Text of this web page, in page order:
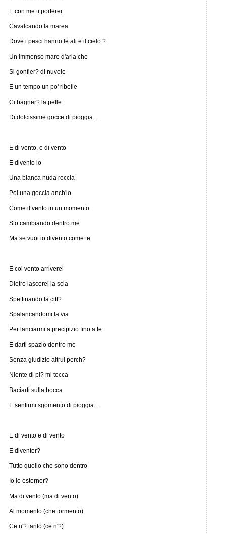
E con me ti porterei
Cavalcando la marea
Dove i pesci hanno le ali e il cielo ?
Un immenso mare d'aria che
Si gonfier? di nuvole
E un tempo un po' ribelle
Ci bagner? la pelle
Di dolcissime gocce di pioggia...
E di vento, e di vento
E divento io
Una bianca nuda roccia
Poi una goccia anch'io
Come il vento in un momento
Sto cambiando dentro me
Ma se vuoi io divento come te
E col vento arriverei
Dietro lascerei la scia
Spettinando la citt?
Spalancandomi la via
Per lanciarmi a precipizio fino a te
E darti spazio dentro me
Senza giudizio altrui perch?
Niente di pi? mi tocca
Baciarti sulla bocca
E sentirmi sgomento di pioggia...
E di vento e di vento
E diventer?
Tutto quello che sono dentro
Io lo esterner?
Ma di vento (ma di vento)
Al momento (che tormento)
Ce n'? tanto (ce n'?)